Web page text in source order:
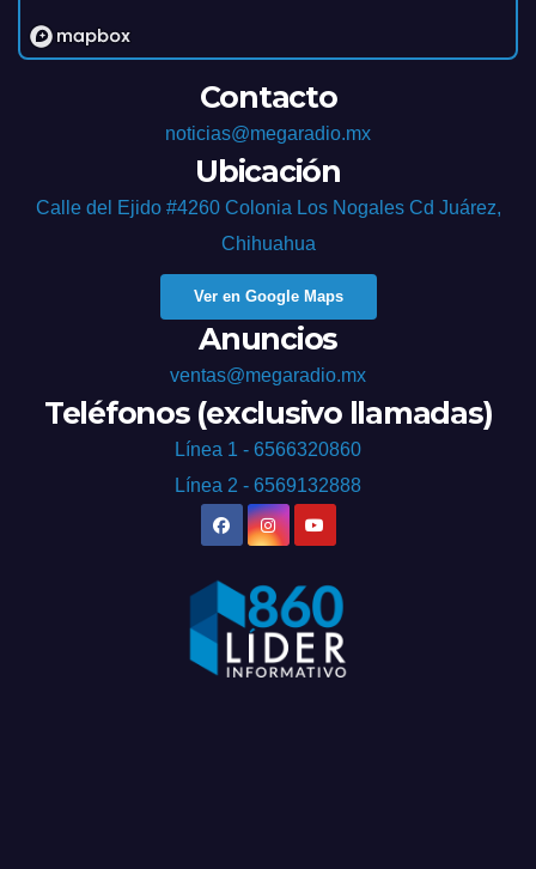
Contacto
noticias@megaradio.mx
Ubicación
Calle del Ejido #4260 Colonia Los Nogales Cd Juárez,
Chihuahua
Ver en Google Maps
Anuncios
ventas@megaradio.mx
Teléfonos (exclusivo llamadas)
Línea 1 - 6566320860
Línea 2 - 6569132888